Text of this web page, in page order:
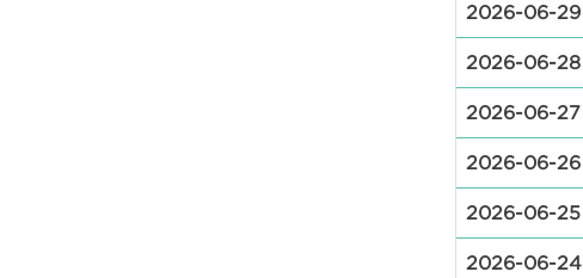
2026-06-29
2026-06-28
2026-06-27
2026-06-26
2026-06-25
2026-06-24